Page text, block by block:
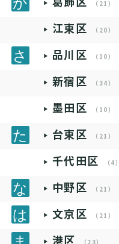
（21）
江東区 （20）
品川区 （10）
新宿区 （34）
墨田区 （10）
台東区 （21）
千代田区 （4）
中野区 （21）
文京区 （21）
港区 （23）